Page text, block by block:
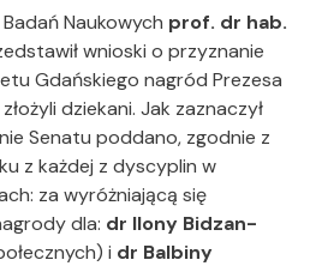
Naukowych prof. dr hab.
wnioski o przyznanie
Gdańskiego nagród Prezesa
dziekani. Jak zaznaczył
Senatu poddano, zgodnie z
z każdej z dyscyplin w
za wyróżniającą się
dla: dr Ilony Bidzan-
i dr Balbiny